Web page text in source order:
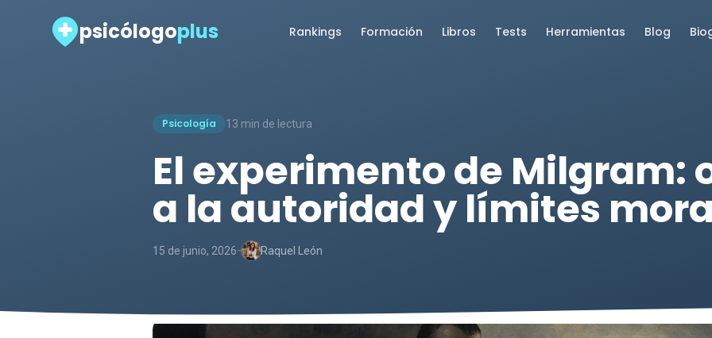
psicólogoplus Rankings Formación Libros Tests Herramientas Blog
Psicología 13 min de lectura
El experimento de Milgram:
a la autoridad y límites
15 de junio, 2026- Raquel León